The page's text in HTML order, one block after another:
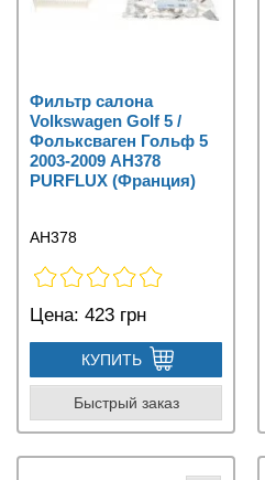
Фильтр салона
Volkswagen Golf 5 /
Фольксваген Гольф 5
2003-2009 AH378
PURFLUX (Франция)
AH378
Цена: 423 грн
КУПИТЬ
Быстрый заказ